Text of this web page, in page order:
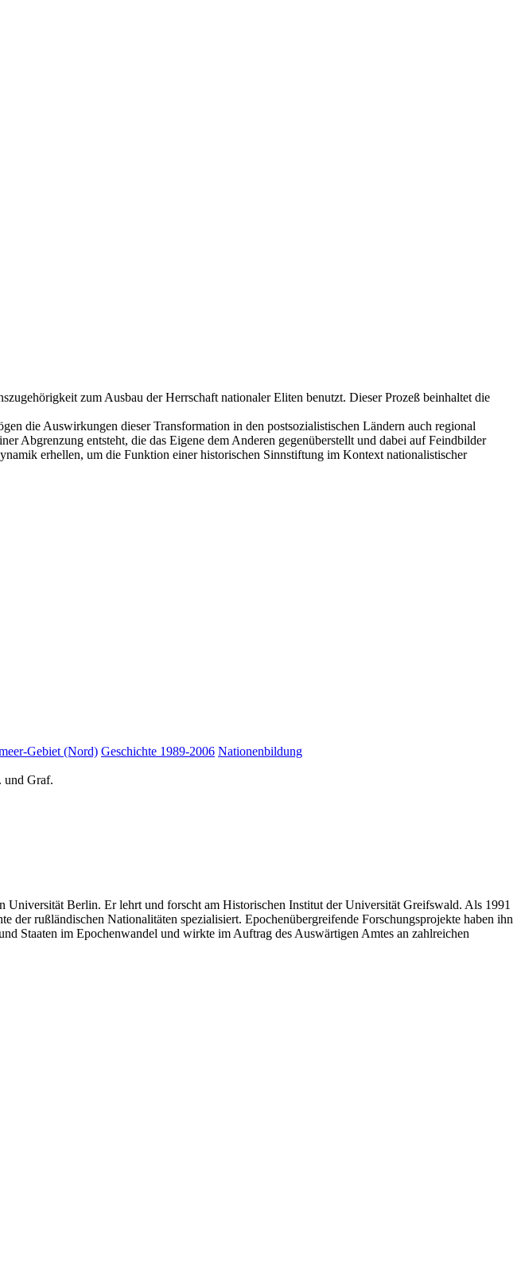
zum Ausbau der Herrschaft nationaler Eliten benutzt. Dieser Prozeß beinhaltet die
die Auswirkungen dieser Transformation in den postsozialistischen Ländern auch regional
Abgrenzung entsteht, die das Eigene dem Anderen gegenüberstellt und dabei auf Feindbilder
erhellen, um die Funktion einer historischen Sinnstiftung im Kontext nationalistischer
Gebiet (Nord) Geschichte 1989-2006 Nationenbildung
und Graf.
Berlin. Er lehrt und forscht am Historischen Institut der Universität Greifswald. Als 1991
rußländischen Nationalitäten spezialisiert. Epochenübergreifende Forschungsprojekte haben ihn
Staaten im Epochenwandel und wirkte im Auftrag des Auswärtigen Amtes an zahlreichen